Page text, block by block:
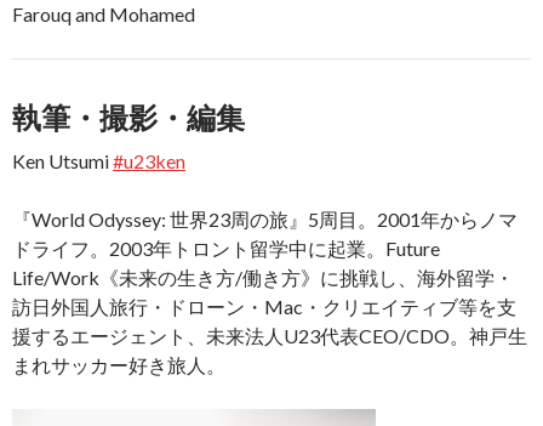
Farouq and Mohamed
執筆・撮影・編集
Ken Utsumi#u23ken
『World Odyssey: 世界23周の旅』5周目。2001年からノマ
ドライフ。2003年トロント留学中に起業。Future
Life/Work《未来の生き方/働き方》に挑戦し、海外留学・
訪日外国人旅行・ドローン・Mac・クリエイティブ等を支
援するエージェント、未来法人U23代表CEO/CDO。神戸生
まれサッカー好き旅人。